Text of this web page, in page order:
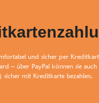
und sicher per
– über PayPal können sie auch
sicher mit Kreditkarte bezahlen.